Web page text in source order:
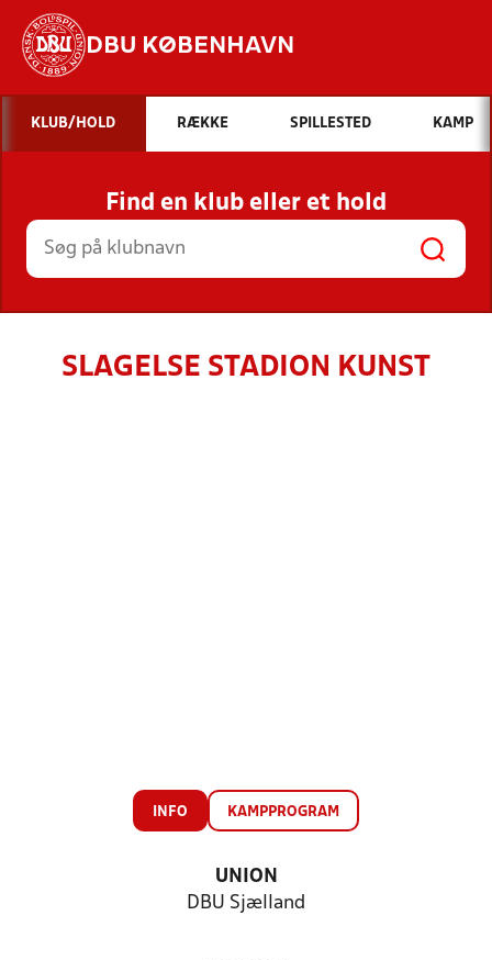
DBU KØBENHAVN
Hvad vil du søge efter?
INDHOLD OG NYHEDER
STILLINGER, RESULTATER, KLUBBER OG
HOLD
KLUB/HOLD RÆKKE SPILLESTED KAMP
Find en klub eller et hold
SLAGELSE STADION KUNST
INFO KAMPPROGRAM
UNION
DBU Sjælland